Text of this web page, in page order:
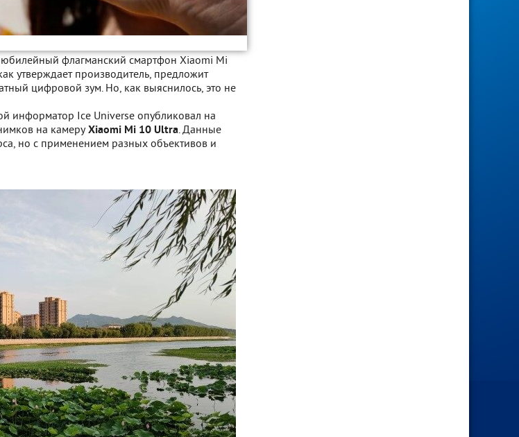
флагманский смартфон Xiaomi Mi
утверждает производитель, предложит
цифровой зум. Но, как выяснилось, это не
информатор Ice Universe опубликовал на
на камеруXiaomi Mi 10 Ultra. Данные
но с применением разных объективов и